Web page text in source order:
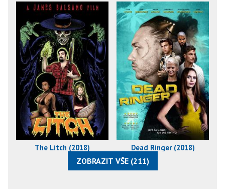
The Litch (2018) Dead Ringer (2018)
ZOBRAZIT VŠE (211)